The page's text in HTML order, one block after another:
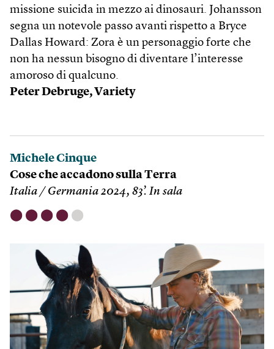
missione suicida in mezzo ai dinosauri. Johansson
segna un notevole passo avanti rispetto a Bryce
Dallas Howard: Zora è un personaggio forte che
non ha nessun bisogno di diventare l’interesse
amoroso di qualcuno.
Peter Debruge, Variety
Michele Cinque
Cose che accadono sulla Terra
Italia / Germania 2024, 83’. In sala
⬤ ⬤ ⬤ ⬤ ⬤